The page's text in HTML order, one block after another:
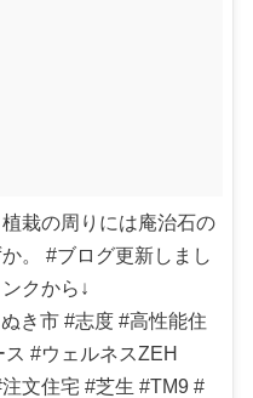
栽の周りには庵治石の
。 #ブログ更新しまし
クから↓
き市 #志度 #高性能住
#ウェルネスZEH
文住宅 #芝生 #TM9 #